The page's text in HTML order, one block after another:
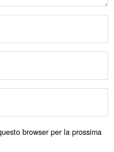
browser per la prossima